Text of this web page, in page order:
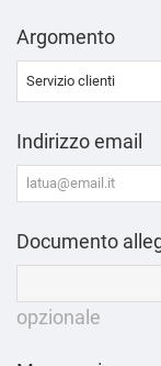
Argomento
Indirizzo email
Documento
opzionale